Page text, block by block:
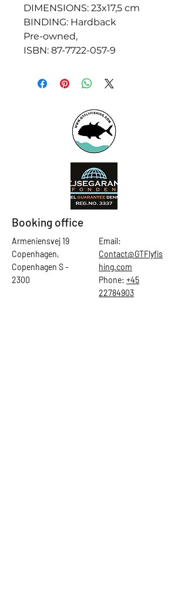
DIMENSIONS: 23x17,5 cm
BINDING: Hardback
Pre-owned,
ISBN: 87-7722-057-9
Booking office
Armeniensvej 19
Copenhagen,
Copenhagen S -
2300
Email:
Contact@GTFlyfis
hing.com
Phone: +45
22784903